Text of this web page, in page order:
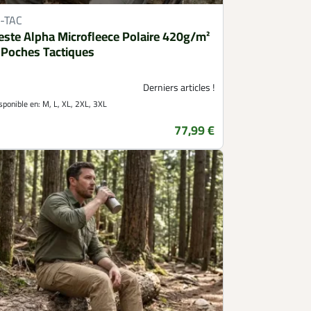
Alpha Microfleece Polaire 420g/m²
Tactiques
Derniers articles !
en: M, L, XL, 2XL, 3XL
Prix
77,99 €